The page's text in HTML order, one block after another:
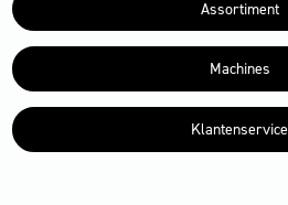
Assortiment
Machines
Klantenservice